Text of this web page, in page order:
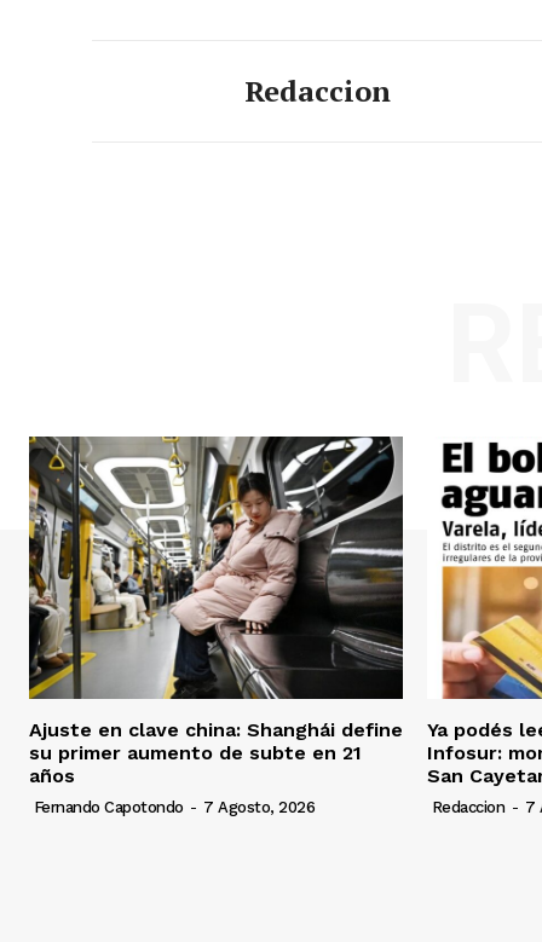
Redaccion
Ajuste en clave china: Shanghái define
su primer aumento de subte en 21
años
Fernando Capotondo - 7 Agosto, 2026
Ya podés
Infosur:
San
Redaccion - 7